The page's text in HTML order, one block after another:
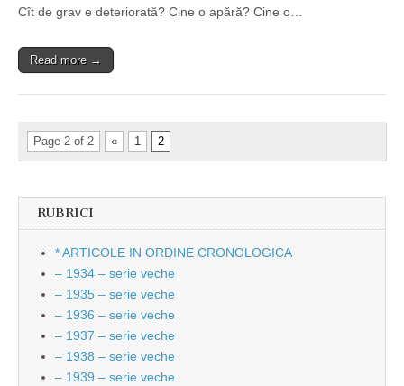
Cît de grav e deteriorată? Cine o apără? Cine o…
Read more →
Page 2 of 2 « 1 2
RUBRICI
* ARTICOLE IN ORDINE CRONOLOGICA
– 1934 – serie veche
– 1935 – serie veche
– 1936 – serie veche
– 1937 – serie veche
– 1938 – serie veche
– 1939 – serie veche